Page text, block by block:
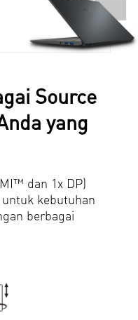
Source
yang
dan 1x DP)
kebutuhan
berbagai